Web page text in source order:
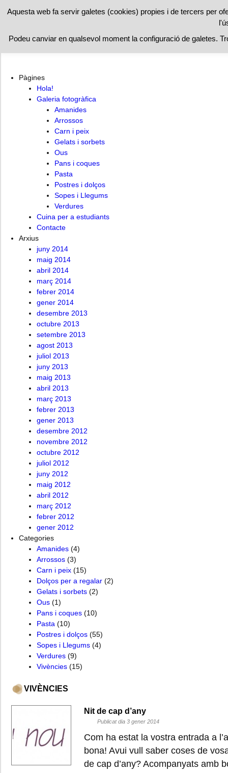
Hola! Cuina per a estudiants Contacte
Pàgines
Hola!
Galeria fotogràfica
Amanides
Arrossos
Carn i peix
Gelats i sorbets
Ous
Pans i coques
Pasta
Postres i dolços
Sopes i Llegums
Verdures
Cuina per a estudiants
Contacte
Arxius
juny 2014
maig 2014
abril 2014
març 2014
febrer 2014
gener 2014
desembre 2013
octubre 2013
setembre 2013
agost 2013
juliol 2013
juny 2013
maig 2013
abril 2013
març 2013
febrer 2013
gener 2013
desembre 2012
novembre 2012
octubre 2012
juliol 2012
juny 2012
maig 2012
abril 2012
març 2012
febrer 2012
gener 2012
Categories
Amanides (4)
Arrossos (3)
Carn i peix (15)
Dolços per a regalar (2)
Gelats i sorbets (2)
Ous (1)
Pans i coques (10)
Pasta (10)
Postres i dolços (55)
Sopes i Llegums (4)
Verdures (9)
Vivències (15)
VIVÈNCIES
Nit de cap d’any
Publicat dia 3 gener 2014
Com ha estat la vostra entrada a
bona! Avui vull saber coses de
de cap d’any? Acompanyats amb
Aquesta web fa servir galetes (cookies) propies i de tercers per
Podeu canviar en qualsevol moment la configuració de galetes.